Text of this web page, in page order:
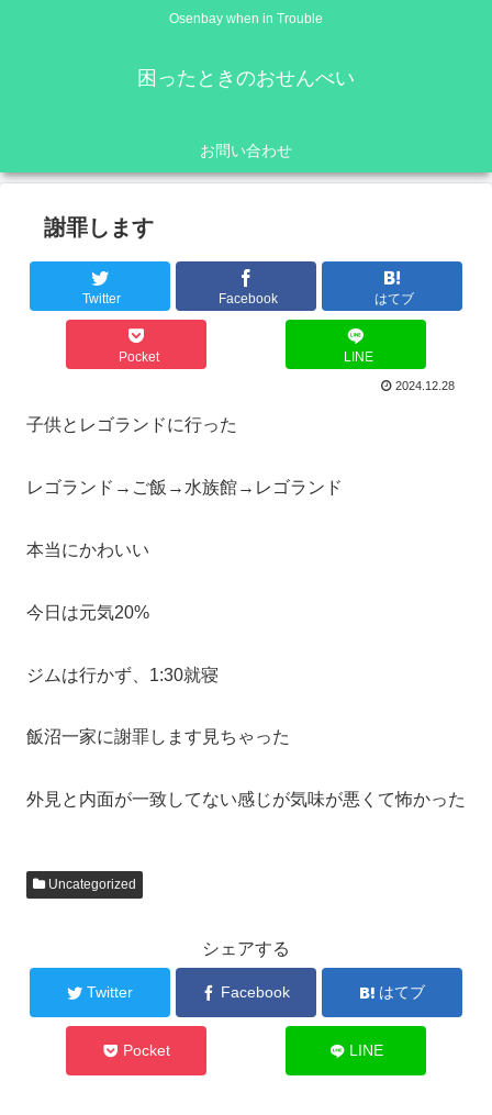
Osenbay when in Trouble
困ったときのおせんべい
お問い合わせ
謝罪します
Twitter Facebook はてブ
Pocket LINE
2024.12.28
子供とレゴランドに行った
レゴランド→ご飯→水族館→レゴランド
本当にかわいい
今日は元気20%
ジムは行かず、1:30就寝
飯沼一家に謝罪します見ちゃった
外見と内面が一致してない感じが気味が悪くて怖かった
Uncategorized
シェアする
Twitter Facebook はてブ
Pocket LINE